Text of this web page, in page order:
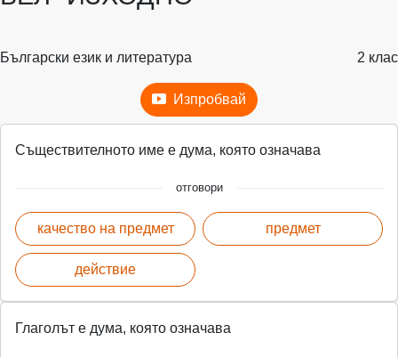
Български език и литература 2 клас
Изпробвай
Съществителното име е дума, която означава
отговори
качество на предмет
действие
предмет
Глаголът е дума, която означава